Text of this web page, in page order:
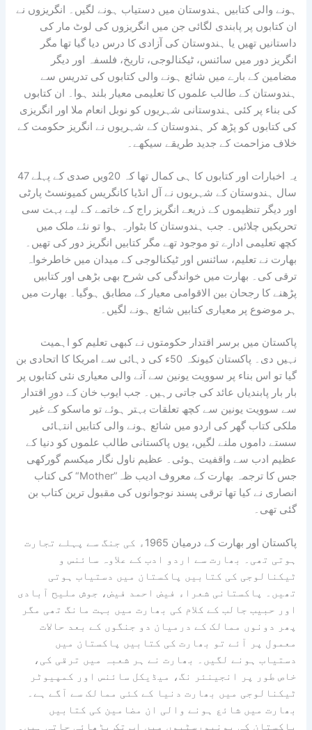
ہونے والی کتابیں ہندوستان میں دستیاب ہونے لگیں۔ انگریزوں نے
ان کتابوں پر پابندی لگائی جن میں انگریزوں کی لوٹ مار کی
داستانیں تھیں یا ہندوستان کی آزادی کا درس دیا گیا تھا مگر
انگریز دور میں سائنس، ٹیکنالوجی، تاریخ، فلسفہ اور دیگر
مضامین کے بارے میں شائع ہونے والی کتابوں کی تدریس سے
ہندوستان کے طالب علموں کا تعلیمی معیار بلند ہوا۔ ان کتابوں
کی بناء پر کئی ہندوستانی شہریوں کو نوبل انعام ملا اور انگریزی
کی کتابوں کو پڑھ کر ہندوستان کے شہریوں نے انگریز حکومت کے
خلاف مزاحمت کے جدید طریقے سیکھے۔
یہ اخبارات اور کتابوں کا ہی کمال تھا کہ 20ویں صدی کے پہلے 47
سال ہندوستان کے شہریوں نے آل انڈیا کانگریس کمیونسٹ پارٹی
اور دیگر تنظیموں کے ذریعے انگریز راج کے خاتمے کے لیے بہت سی
تحریکیں چلائیں۔ جب ہندوستان کا بٹوارہ ہوا تو نئے ملک میں
کچھ تعلیمی ادارے تو موجود تھے مگر کتابیں انگریز دور کی تھیں۔
بھارت نے تعلیم، سائنس اور ٹیکنالوجی کے میدان میں خاطرخواہ
ترقی کی۔ بھارت میں خواندگی کی شرح بھی بڑھی اور کتابیں
پڑھنے کا رجحان بین الاقوامی معیار کے مطابق ہوگیا۔ بھارت میں
ہر موضوع پر معیاری کتابیں شائع ہونے لگیں۔
نہیں دی۔ پاکستان کیونکہ 50ء کی دہائی سے امریکا کا اتحادی بن
گیا تو اس بناء پر سوویت یونین سے آنے والی معیاری نئی کتابوں پر
بار بار پابندیاں عائد کی جاتی رہیں۔ جب ایوب خان کے دورِ اقتدار
سے سوویت یونین سے کچھ تعلقات بہتر ہوئے تو ماسکو کے غیر
ملکی کتاب گھر کی اردو میں شائع ہونے والی کتابیں انتہائی
سستے داموں ملنے لگیں، یوں پاکستانی طالب علموں کو دنیا کے
عظیم ادب سے واقفیت ہوئی۔ عظیم ناول نگار میکسم گورکھی
کی کتاب “Mother”جس کا ترجمہ بھارت کے معروف ادیب ظہ
انصاری نے کیا تھا ترقی پسند نوجوانوں کی مقبول ترین کتاب بن
گئی تھی۔
ہوتی تھی۔ بھارت سے اردو ادب کے علاوہ سائنس و
ٹیکنالوجی کی کتابیں پاکستان میں دستیاب ہوتی
تھیں۔ پاکستانی شعراء فیض احمد فیض، جوش ملیح آبادی
اور حبیب جالب کے کلام کی بھارت میں بہت مانگ تھی مگر
پھر دونوں ممالک کے درمیان دو جنگوں کے بعد حالات
معمول پر آئے تو بھارت کی کتابیں پاکستان میں
دستیاب ہونے لگیں۔ بھارت نے ہر شعبہ میں ترقی کی،
خاص طور پر انجینئر نگ، میڈیکل سائنس اور کمپیوٹر
ٹیکنالوجی میں بھارت دنیا کے کئی ممالک سے آگے ہے۔
بھارت میں شائع ہونے والی ان مضامین کی کتابیں
پاکستان کی یونیورسٹیوں میں اب تک پڑھائی جاتی ہیں۔